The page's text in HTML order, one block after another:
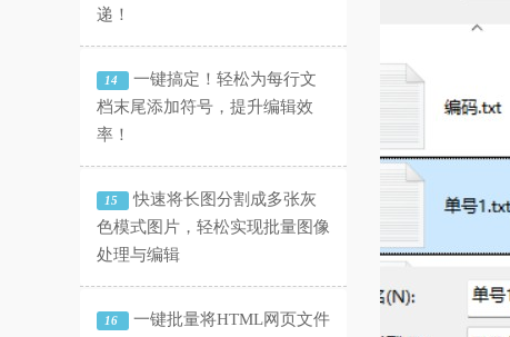
递！
14
一键搞定！轻松为每行文
档末尾添加符号，提升编辑效
率！
15
快速将长图分割成多张灰
色模式图片，轻松实现批量图像
处理与编辑
16
一键批量将HTML网页文件